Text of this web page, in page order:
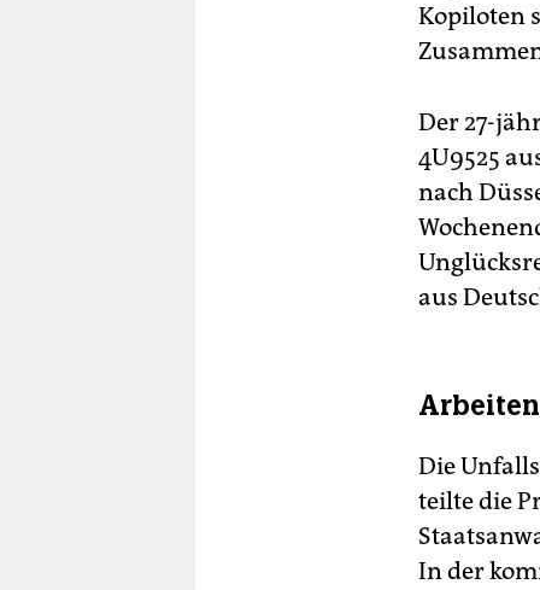
Kopiloten
Der 27-
4U9525
nach
aus
Die
teilte die
In der